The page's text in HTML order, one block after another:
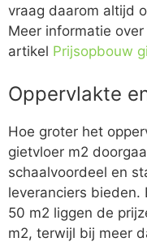
vraag daarom altijd
Meer informatie
artikel Prijsopbouw
Oppervlakte
Hoe groter het
gietvloer m2
schaalvoordeel en
leveranciers bieden.
50 m2 liggen de
m2, terwijl bij meer